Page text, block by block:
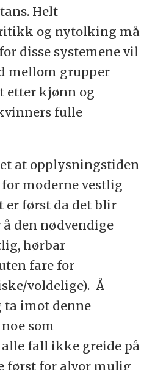
Helt
og nytolking må
disse systemene vil
mellom grupper
etter kjønn og
fulle
at opplysningstiden
moderne vestlig
er først da det blir
den nødvendige
hørbar
fare for
voldelige). Å
ta imot denne
som
fall ikke greide på
først for alvor mulig